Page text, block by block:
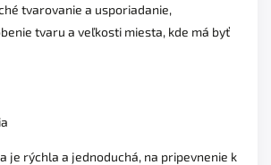
tvarovanie a usporiadanie,
tvaru a veľkosti miesta, kde má byť
je rýchla a jednoduchá, na pripevnenie k